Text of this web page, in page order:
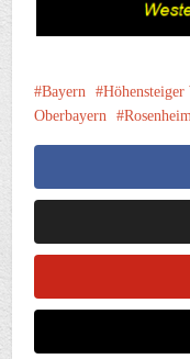
Bayern
Oberbayern
Rosenheim